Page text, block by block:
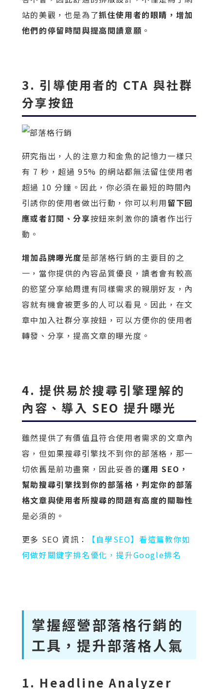
站的美觀，也是為了抓住使用者的眼睛，增加
他們的停留時間與提高閱讀意願 。
3. 引導使用者的 CTA 與社群
分享按鈕
研究指出，人的注意力和金魚的記憶力一樣只
有 7 秒，超過 95% 的網站都無法留住使用者
超過 10 分鐘。因此，你必須在最短的時間內
引誘你的使用者做出行動，你可以利用留下回
應或者訂閱、分享按鈕來刺激你的讀者作出行
動。
增加品牌曝光度是部落格行銷的主要目的之
一，當你提供的內容品質優良，讀者會有較高
的慾望分享給周遭有同樣需求的親朋好友，內
容就有機會被更多的人可以看見。因此，在文
章中加入社群分享按鈕，可以方便你的使用者
轉發、分享，提高文章的曝光度。
4. 提供易於搜尋引擎理解的
內容、導入 SEO 提升曝光
雖然提供了有價值且符合使用者需求的文章內
容，但如果搜尋引擎找不到你的部落格，那一
切依舊是前功盡棄，因此妥善的運用 SEO，
幫助搜尋引擎找到你的部落格，判定你的部落
格文章與使用者所搜尋的問題有高度的關聯性
是必須的。
更多 SEO 資訊：
【自學SEO】看這篇教你如
何做好關鍵字排名優化，提升Google排名
掌握經營部落格行銷的
工具，提升部落格人氣
1. Headline Analyzer